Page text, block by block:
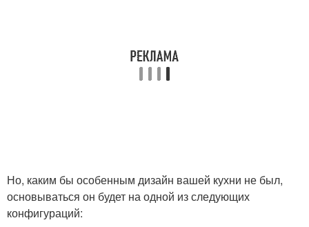
Но, каким бы особенным дизайн вашей кухни не был,
основываться он будет на одной из следующих
конфигураций: